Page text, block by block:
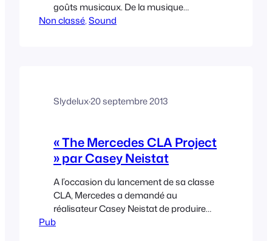
goûts musicaux. De la musique
japonaise à Eric Satie, en passant par
Non classé, Sound
Slydelux·20 septembre 2013
« The Mercedes CLA Project
» par Casey Neistat
A l’occasion du lancement de sa classe
CLA, Mercedes a demandé au
réalisateur Casey Neistat de produire
son prochain spot TV à destination des
Pub